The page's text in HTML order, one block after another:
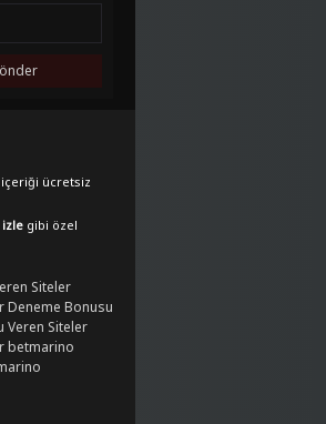
ücretsiz
izle gibi özel
Siteler
Deneme Bonusu
Veren Siteler
betmarino